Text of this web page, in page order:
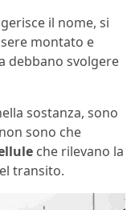
il nome, si
montato e
debbano svolgere
sostanza, sono
sono che
che rilevano la
transito.